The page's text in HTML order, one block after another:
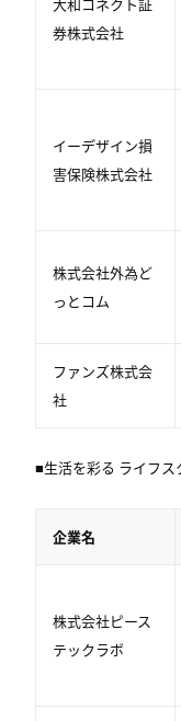
券株式会社
イーデザイン損
害保険株式会社
株式会社外為ど
っとコム
ファンズ株式会
社
■生活を彩る ライフス
企業名
株式会社ピース
テックラボ